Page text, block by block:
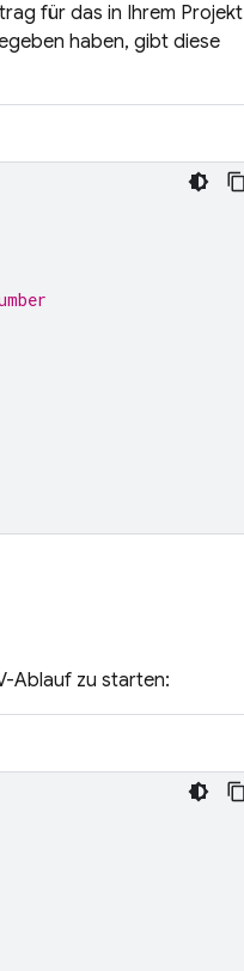
für das in Ihrem Projekt
haben, gibt diese
-Ablauf zu starten: